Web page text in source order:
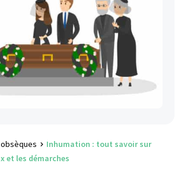
Inhumation : tout savoir sur
et les démarches